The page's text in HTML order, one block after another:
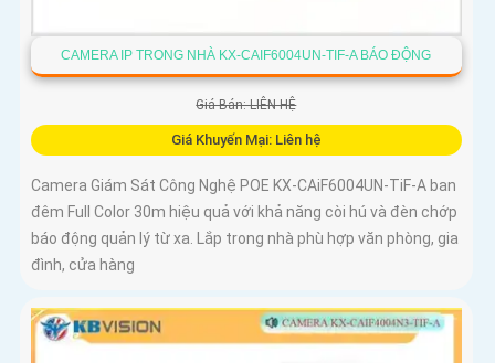
CAMERA IP TRONG NHÀ KX-CAIF6004UN-TIF-A BÁO ĐỘNG
Giá Bán: LIÊN HỆ
Giá Khuyến Mại: Liên hệ
Camera Giám Sát Công Nghệ POE KX-CAiF6004UN-TiF-A ban
đêm Full Color 30m hiệu quả với khả năng còi hú và đèn chớp
báo động quản lý từ xa. Lắp trong nhà phù hợp văn phòng, gia
đình, cửa hàng